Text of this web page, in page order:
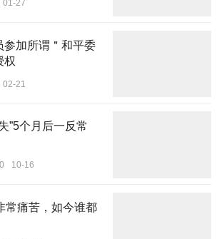
条集体防御条款的安全保障。”
签署集体安全条约。
个这？
01-27
参加所谓＂和平委
权
02-21
”5个月后一反常
10-16
常痛苦，如今谁都